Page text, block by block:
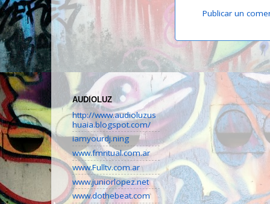
Publicar un
AUDIOLUZ
http://www.audioluzus
huaia.blogspot.com/
iamyourdj.ning
www.fmritual.com.ar
www.Fulltv.com.ar
www.juniorlopez.net
www.dothebeat.com